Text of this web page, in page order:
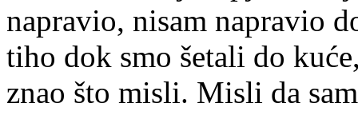
napravio, nisam napravio
tiho dok smo šetali do
znao što misli. Misli da